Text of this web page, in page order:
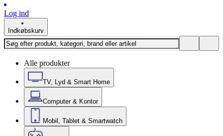
Log ind
Indkøbskurv
Alle produkter
TV, Lyd & Smart Home
Computer & Kontor
Mobil, Tablet & Smartwatch